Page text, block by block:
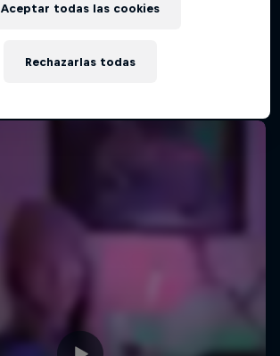
Rechazarlas todas
Aceptar todas las cookies